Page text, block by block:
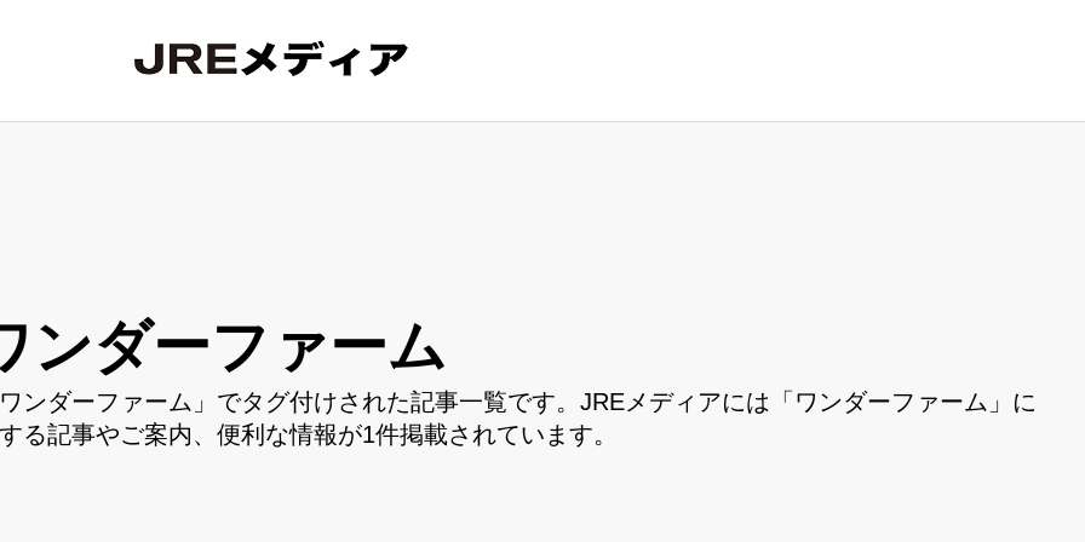
ンダーファーム
ンダーファーム」でタグ付けされた記事一覧です。JREメディアには「ワンダーファーム」に
る記事やご案内、便利な情報が1件掲載されています。